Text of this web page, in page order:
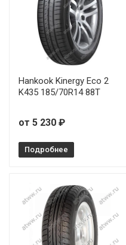
WindForce Advanfors
WindForce Advanfors
WindForce Advanfors
WindForce Advanfors
WindForce Advanfors
Hankook Kinergy Eco 2
K435 185/70R14 88T
от 5 230 ₽
Подробнее